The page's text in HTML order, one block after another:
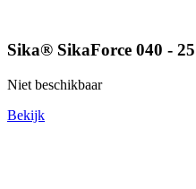
Sika® SikaForce 040 -
Niet beschikbaar
Bekijk